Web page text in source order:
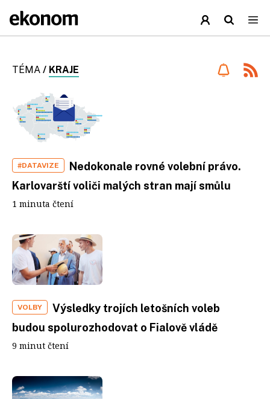
TÉMA / KRAJE
#DATAVIZE
Nedokonale rovné volební právo.
Karlovarští voliči malých stran mají smůlu
1 minuta čtení
VOLBY
Výsledky trojích letošních voleb
budou spolurozhodovat o Fialově vládě
9 minut čtení